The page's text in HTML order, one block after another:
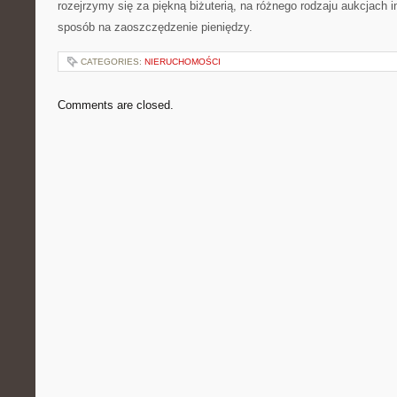
rozejrzymy się za piękną biżuterią, na różnego rodzaju aukcjach
sposób na zaoszczędzenie pieniędzy.
CATEGORIES: NIERUCHOMOŚCI
Comments are closed.